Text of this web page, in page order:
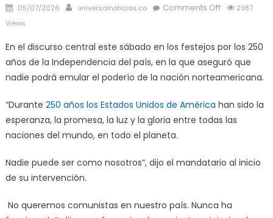
Posted
on
05/07/2026 Author
universalnoticias.co Comments Offon
250
años
de
Estados
Unidos
el
Trump
2387
Views
En el discurso central este sábado en los festejos por los 250
años de la Independencia del país, en la que aseguró que
nadie podrá emular el poderío de la nación norteamericana.
“Durante 250 años los Estados Unidos de América han sido la
esperanza, la promesa, la luz y la gloria entre todas las
naciones del mundo, en todo el planeta.
Nadie puede ser como nosotros”, dijo el mandatario al inicio
de su intervención.
No queremos comunistas en nuestro país. Nunca ha